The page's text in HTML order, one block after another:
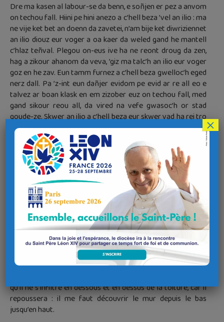
Dre ma kasen al labour-se da benn, e soñjen er pez a anvom
on techou fall. Hiini pe hini anezo a c’hell beza ’vel an ilio : ma
ne vije ket bet an doenn da zavetei, n’am bije ket diwriziennet
an ilio diouz eur voger a oa kaer da weled gand he mantell
c’hlaz teñval. Plegou on-eus ive ha ne reont droug da zen,
hag a zikour ahanom da veva, ’giz ma talc’h an ilio eur voger
goz en he zav. Eun tamm furnez a c’hell beza gwelloc’h eged
nerz dall. Pa ’z-int eun dañjer evidom pe evid ar re all eo e
talvez ar boan klask en em zizober euz on techou fall, med
gand sikour reou all, da vired na vefe gwasoc’h or stad
goude-ze. Skwer an ilio a c’hell beza eur skwer vad ha rei tro
deom da zoñjal !
Le lierre
Le mur est beau à voir, recouvert de bout en bout et de haut
en bas d’un lierre vert sombre de façon très régulière. Mais
quelque chose ne va pas : au haut du mur, le lierre s’infiltre
dessous et dessus le toit d’ardoise qui descend de l’autre
côté du mur, le toit d’une grande salle. Le lierre a commencé
à faire des touffes ici et là sur la toiture et l’une d’elles
recouvre même plus d’un mètre cinquante et s’élève à
quatre vingt centimètres ! Il me faut faire quelque chose ! Il
qu’il ne s’infiltre en dessous et en dessus de la toiture, car il
repoussera : il me faut découvrir le mur depuis le bas
jusqu’en haut.
×